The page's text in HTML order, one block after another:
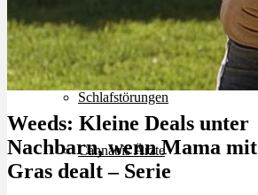
Depressionen
Schlafstörungen
Cannabis Ärzte
Weeds: Kleine Deals unter
Nachbarn, wenn Mama mit
Gras dealt – Serie